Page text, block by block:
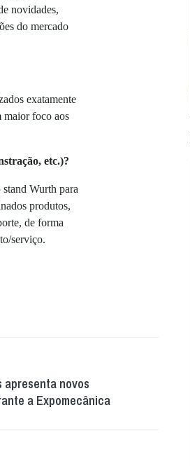
novidades,
do mercado
exatamente
maior foco aos
etc.)?
Wurth para
produtos,
de forma
serviço.
apresenta novos
a Expomecânica